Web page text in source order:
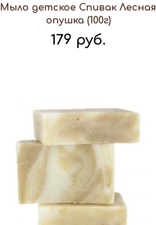
Мыло детское Спивак Лесная
опушка (100г)
179 руб.